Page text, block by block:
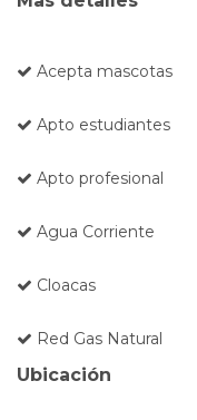
Acepta mascotas
Apto estudiantes
Apto profesional
Agua Corriente
Cloacas
Red Gas Natural
Ubicación